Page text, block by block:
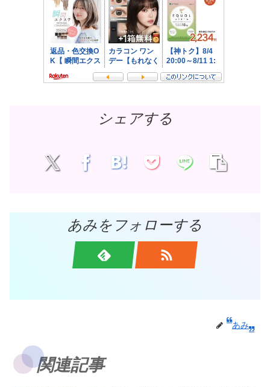
シェアする
あみをフォローする
あみ
関連記事